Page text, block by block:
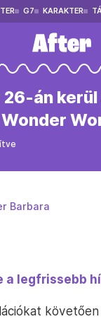
G7 KARAKTER
án kerül
Barbara
a legfrissebb
követően